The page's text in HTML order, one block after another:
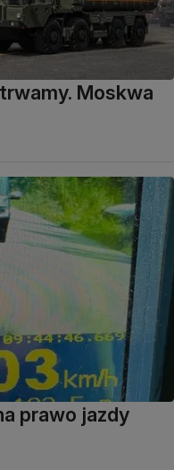
Moskwa
prawo jazdy